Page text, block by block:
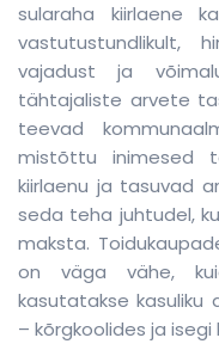
sularaha kiirlaene
vastutustundlikult,
vajadust ja
tähtajaliste arvete
teevad
mistõttu inimesed
kiirlaenu ja tasuvad
seda teha juhtudel,
maksta.
on väga vähe,
kasutatakse kasuliku
– kõrgkoolides ja